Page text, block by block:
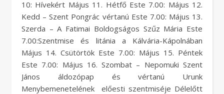
10: Hívekért Május 11. Hétfő Este 7.00: Május 12.
Kedd – Szent Pongrác vértanú Este 7.00: Május 13.
Szerda – A Fatimai Boldogságos Szűz Mária Este
7.00:Szentmise és litánia a Kálvária-Kápolnában
Május 14. Csütörtök Este 7.00: Május 15. Péntek
Este 7.00: Május 16. Szombat – Nepomuki Szent
János áldozópap és vértanú Urunk
Menybemenetelének előesti szentmiséje Délelőtt